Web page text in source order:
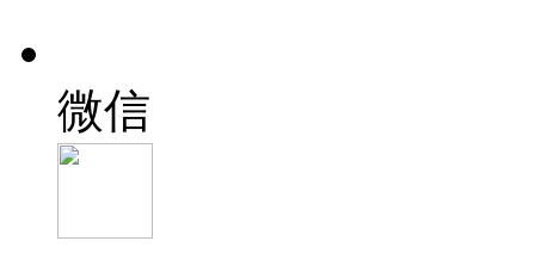
微信